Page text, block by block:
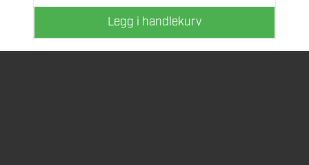
Legg i handlekurv